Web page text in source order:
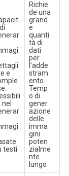
e
testi
Richie
de una
grand
e
quanti
tà di
dati
per
l’adde
stram
ento.
Temp
o di
gener
azione
delle
imma
gini
poten
zialme
nte
lungo